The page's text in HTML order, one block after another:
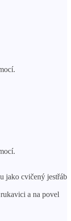
jako cvičený jestřáb
a na povel